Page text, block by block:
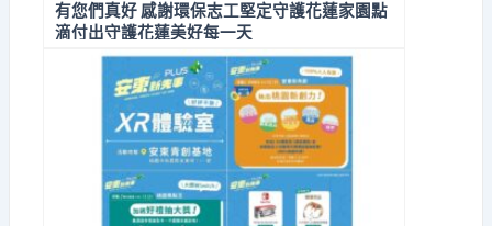
有您們真好 感謝環保志工堅定守護花蓮家園點
滴付出守護花蓮美好每一天